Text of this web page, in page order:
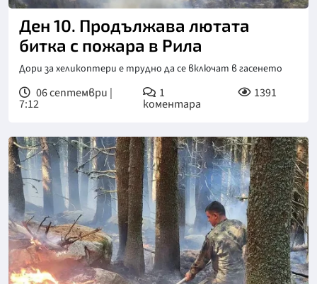
Ден 10. Продължава лютата
битка с пожара в Рила
Дори за хеликоптери е трудно да се включат в гасенето
06 септември |
7:12
1
коментара
1391